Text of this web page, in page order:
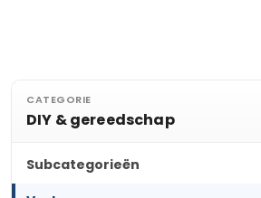
CATEGORIE
DIY & gereedschap
Subcategorieën